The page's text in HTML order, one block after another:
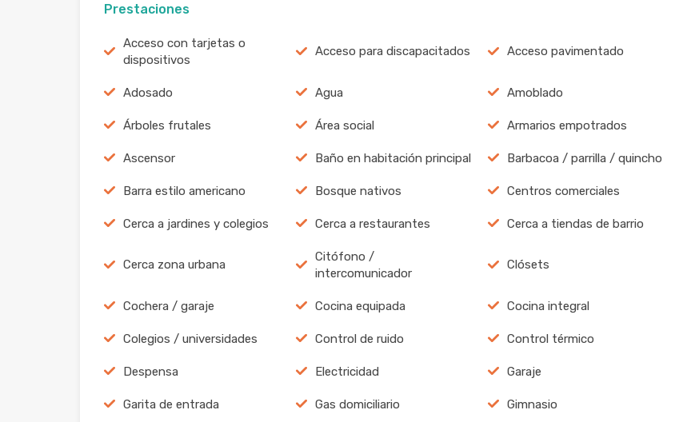
Prestaciones
Acceso con tarjetas o
dispositivos
Acceso para discapacitados Acceso pavimentado
Adosado Agua Amoblado
Árboles frutales Área social Armarios empotrados
Ascensor Baño en habitación principal Barbacoa / parrilla / quincho
Barra estilo americano Bosque nativos Centros comerciales
Cerca a jardines y colegios Cerca a restaurantes Cerca a tiendas de barrio
Cerca zona urbana
Citófono /
intercomunicador
Clósets
Cochera / garaje Cocina equipada Cocina integral
Colegios / universidades Control de ruido Control térmico
Despensa Electricidad Garaje
Garita de entrada Gas domiciliario Gimnasio